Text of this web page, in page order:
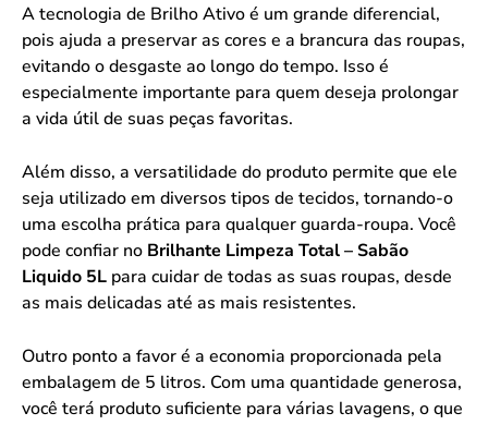
A tecnologia de Brilho Ativo é um grande diferencial,
pois ajuda a preservar as cores e a brancura das roupas,
evitando o desgaste ao longo do tempo. Isso é
especialmente importante para quem deseja prolongar
a vida útil de suas peças favoritas.
Além disso, a versatilidade do produto permite que ele
seja utilizado em diversos tipos de tecidos, tornando-o
uma escolha prática para qualquer guarda-roupa. Você
pode confiar no Brilhante Limpeza Total – Sabão
Liquido 5L para cuidar de todas as suas roupas, desde
as mais delicadas até as mais resistentes.
Outro ponto a favor é a economia proporcionada pela
embalagem de 5 litros. Com uma quantidade generosa,
você terá produto suficiente para várias lavagens, o que